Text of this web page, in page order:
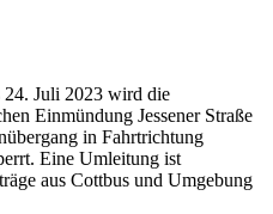
Juli 2023 wird die
Einmündung Jessener Straße
in Fahrtrichtung
Eine Umleitung ist
aus Cottbus und Umgebung